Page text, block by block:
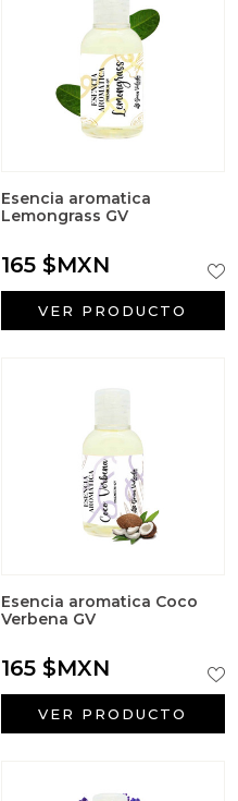
Esencia aromatica
Lemongrass GV
165 $MXN
VER PRODUCTO
Esencia aromatica Coco
Verbena GV
165 $MXN
VER PRODUCTO